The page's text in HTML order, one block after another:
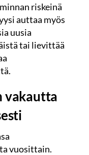
riskeinä
auttaa myös
uusia
tai lievittää
vakautta
vuosittain.